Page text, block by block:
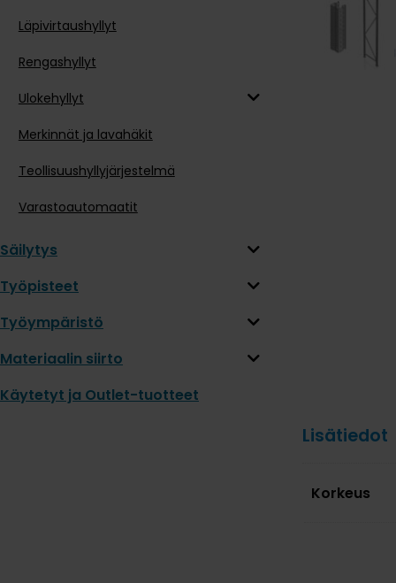
Läpivirtaushyllyt
Rengashyllyt
Ulokehyllyt
Merkinnät ja lavahäkit
Teollisuushyllyjärjestelmä
Varastoautomaatit
Säilytys
Työpisteet
Työympäristö
Materiaalin siirto
Käytetyt ja Outlet-tuotteet
Lisätiedot
Korkeus